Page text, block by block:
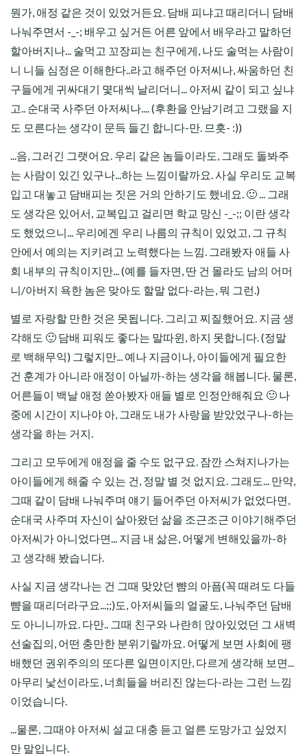
뭔가, 애정 같은 것이 있었거든요. 담배 피냐고 때리더니 담배
나눠주면서 -_-; 배우고 싶거든 어른 앞에서 배우라고 말하던
할아버지나... 술먹고 꼬장피는 친구에게, 나도 술먹는 사람이
니 니들 심정은 이해한다..라고 해주던 아저씨나, 싸움하던 친
구들에게 귀싸대기 몇대씩 날리더니... 아저씨 같이 되고 싶냐
고.. 순대국 사주던 아저씨나.... (후환을 안남기려고 그랬을 지
도 모른다는 생각이 문득 들긴 합니다-만. 므흣- :))
...음, 그러긴 그랫어요. 우리 같은 놈들이라도, 그래도 돌봐주
는 사람이 있긴 있구나...하는 느낌이랄까요. 사실 우리도 교복
입고 대놓고 담배피는 짓은 거의 안하기도 했네요. 🙂 ... 그래
도 생각은 있어서, 교복입고 걸리면 학교 망신 -_-;; 이란 생각
도 했었으니... 우리에겐 우리 나름의 규칙이 있었고, 그 규칙
안에서 예의는 지키려고 노력했다는 느낌. 그래봤자 애들 사
회 내부의 규칙이지만... (예를 들자면, 딴 건 몰라도 남의 어머
니/아버지 욕한 놈은 맞아도 할말 없다-라는, 뭐 그런.)
별로 자랑할 만한 것은 못됩니다. 그리고 찌질했어요. 지금 생
각해도 🙂 담배 피워도 좋다는 말따윈, 하지 못합니다. (정말
로 백해무익) 그렇지만... 예나 지금이나, 아이들에게 필요한
건 훈계가 아니라 애정이 아닐까-하는 생각을 해봅니다. 물론,
어른들이 백날 애정 쏟아봤자 애들 별로 인정안해줘요 🙂 나
중에 시간이 지나야 아, 그래도 내가 사랑을 받았었구나-하는
생각을 하는 거지.
그리고 모두에게 애정을 줄 수도 없구요. 잠깐 스쳐지나가는
아이들에게 해줄 수 있는 건, 정말 별 것 없지요. 그래도... 만약,
그때 같이 담배 나눠주며 얘기 들어주던 아저씨가 없었다면,
순대국 사주며 자신이 살아왔던 삶을 조근조근 이야기해주던
아저씨가 아니었다면... 지금 내 삶은, 어떻게 변해있을까-하
고 생각해 봤습니다.
사실 지금 생각나는 건 그때 맞았던 뺨의 아픔(꼭 때려도 다들
뺨을 때리더라구요...;;)도, 아저씨들의 얼굴도, 나눠주던 담배
도 아니니까요. 다만.. 그때 친구와 나란히 앉아있었던 그 새벽
선술집의, 어떤 충만한 분위기랄까요. 어떻게 보면 사회에 팽
배했던 권위주의의 또다른 일면이지만, 다르게 생각해 보면...
아무리 낯선이라도, 너희들을 버리진 않는다-라는 그런 느낌
이었습니다.
...물론, 그때야 아저씨 설교 대충 듣고 얼른 도망가고 싶었지
만 말입니다.